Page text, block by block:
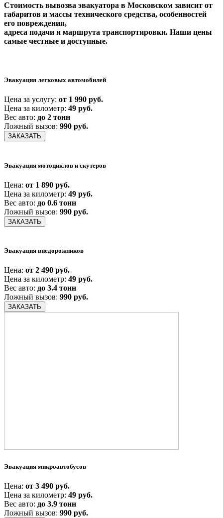
Стоимость вывозва эвакуатора в Московском зависит от
габаритов и массы технического средства, особенностей
его повреждения,
адреса подачи и маршрута транспортировки. Наши цены
самые честные и доступные.
Эвакуация легковых автомобилей
Цена за услугу: от 1 990 руб.
Цена за километр: 49 руб.
Вес авто: до 2 тонн
Ложный вызов: 990 руб.
ЗАКАЗАТЬ
Эвакуация мотоциклов и скутеров
Цена: от 1 890 руб.
Цена за километр: 49 руб.
Вес авто: до 0.6 тонн
Ложный вызов: 990 руб.
ЗАКАЗАТЬ
Эвакуация внедорожников
Цена: от 2 490 руб.
Цена за километр: 49 руб.
Вес авто: до 3.4 тонн
Ложный вызов: 990 руб.
ЗАКАЗАТЬ
Эвакуация микроавтобусов
Цена: от 3 490 руб.
Цена за километр: 49 руб.
Вес авто: до 3.9 тонн
Ложный вызов: 990 руб.